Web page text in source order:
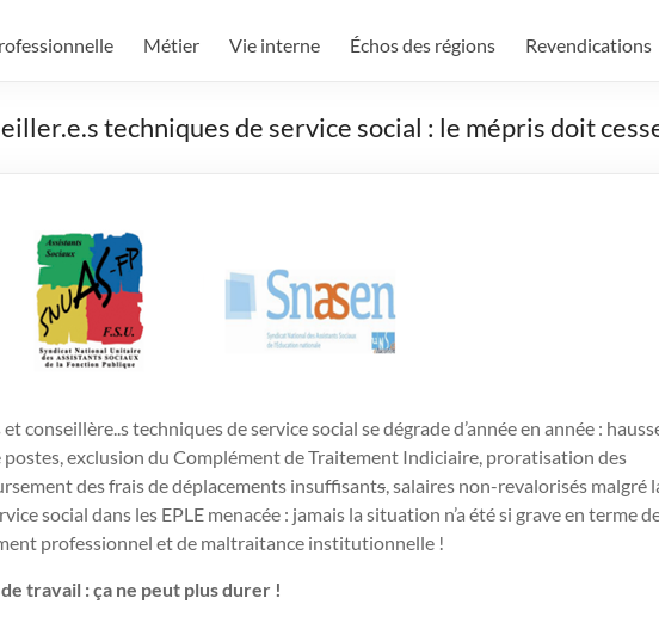
Métier Vie interne Échos des régions Revendications
techniques de service social : le mépris doit
conseillère..s techniques de service social se dégrade d’année en année :
postes, exclusion du Complément de Traitement Indiciaire, proratisation des
des frais de déplacements insuffisants, salaires non-revalorisés malgré
social dans les EPLE menacée : jamais la situation n’a été si grave en terme
professionnel et de maltraitance institutionnelle !
travail : ça ne peut plus durer !